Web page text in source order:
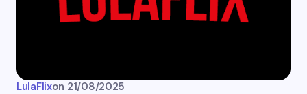
LulaFlixon 21/08/2025